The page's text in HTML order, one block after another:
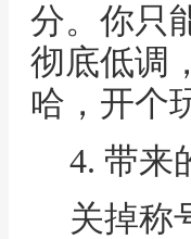
分。你只
彻底低调
哈，开个
4. 带来
关掉称